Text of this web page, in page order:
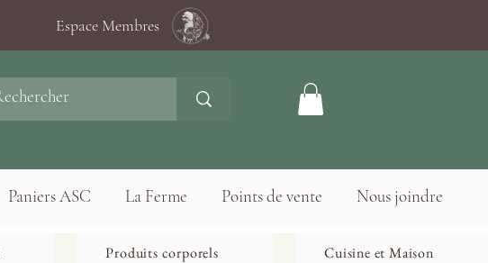
Espace Membres
Paniers ASC La Ferme Points de vente Nous joindre
Produits corporels Cuisine et Maison